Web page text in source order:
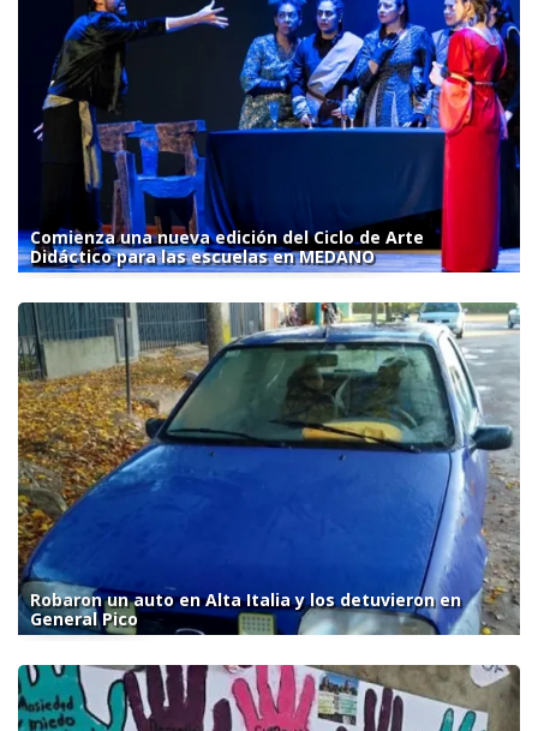
Comienza una nueva edición del Ciclo de Arte
Didáctico para las escuelas en MEDANO
Robaron un auto en Alta Italia y los detuvieron en
General Pico